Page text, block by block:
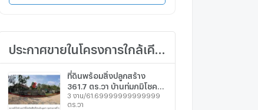
ที่ดินพร้อมสิ่งปลูกสร้าง
361.7 ตร.วา บ้านทุ่มภูมิโชค
อำเภอเมืองขอนแก่น จังหวัด
ขอนแก่น 2M
3 งาน/61.69999999999999
ตร.วา